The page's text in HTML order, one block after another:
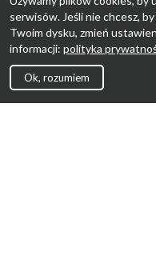
serwisów. Jeśli nie chcesz,
Twoim dysku, zmień
informacji: polityka
Ok, rozumiem